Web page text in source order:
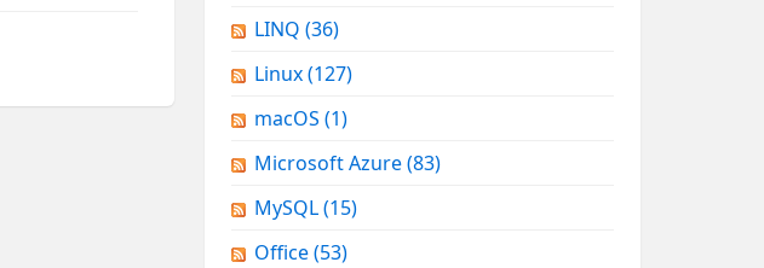
LINQ (36)
Linux(127)
macOS (1)
Microsoft Azure(83)
MySQL(15)
Office(53)